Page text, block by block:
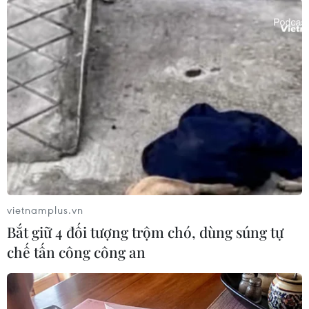
vươn lên dẫn 3-0 sau 52 phút thi đấu.
Đến phút 68, Barcelona phải chịu bất lợi lớn.
Pique không chỉ phải nhận thẻ đỏ trực tiếp mà
còn khiến đội nhà bị phạt penalty sau tình
huống phạm lỗi với cầu thủ đối phương.
vietnamplus.vn
Bắt giữ 4 đối tượng trộm chó, dùng súng tự
chế tấn công công an